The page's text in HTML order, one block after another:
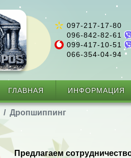
097-217-17-80
096-842-82-61
099-417-10-51
066-354-04-94
ГЛАВНАЯ ИНФОРМАЦИЯ
Дропшиппинг
Предлагаем